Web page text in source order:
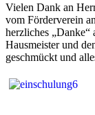
Vielen Dank an
vom Förderverein
herzliches „Danke“
Hausmeister und
geschmückt und